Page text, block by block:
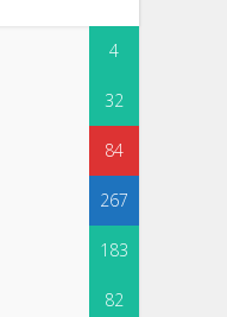
4
32
84
267
183
82